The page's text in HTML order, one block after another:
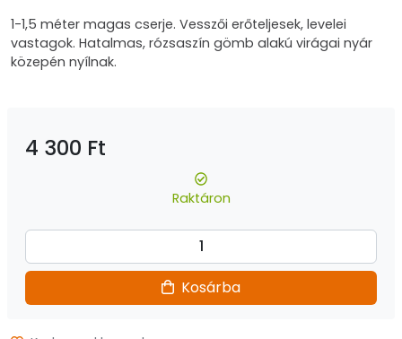
1-1,5 méter magas cserje. Vesszői erőteljesek, levelei
vastagok. Hatalmas, rózsaszín gömb alakú virágai nyár
közepén nyílnak.
4 300 Ft
Raktáron
Kosárba